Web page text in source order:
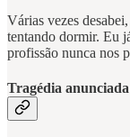
Várias vezes
tentando dormir. Eu
profissão nunca nos
Tragédia anunciada